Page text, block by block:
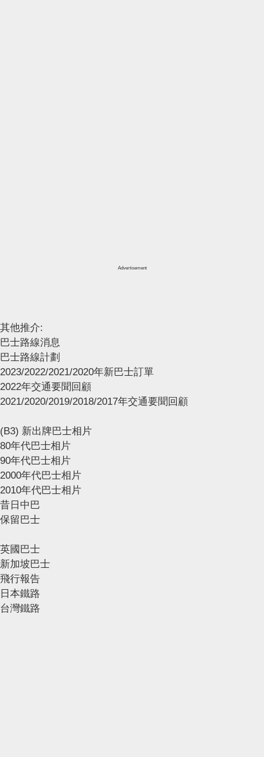
Advertisement
其他推介:
巴士路線消息
巴士路線計劃
2023/2022/2021/2020年新巴士訂單
2022年交通要聞回顧
2021/2020/2019/2018/2017年交通要聞回顧
(B3) 新出牌巴士相片
80年代巴士相片
90年代巴士相片
2000年代巴士相片
2010年代巴士相片
昔日中巴
保留巴士
英國巴士
新加坡巴士
飛行報告
日本鐵路
台灣鐵路